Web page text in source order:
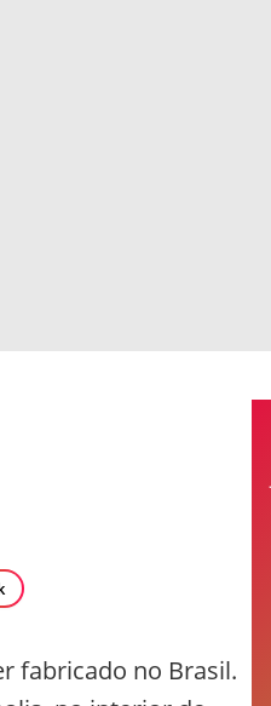
fabricado no Brasil.